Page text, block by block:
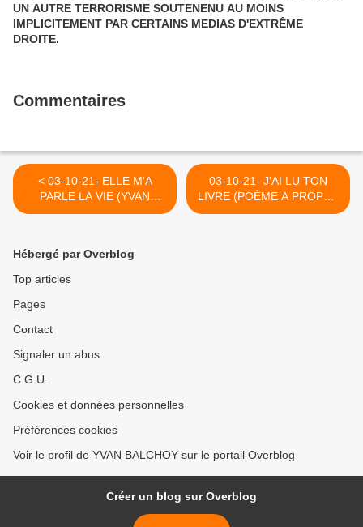
UN AUTRE TERRORISME SOUTENENU AU MOINS
IMPLICITEMENT PAR CERTAINS MEDIAS D'EXTRÊME
DROITE.
Commentaires
< 03-10-21- ELLE M'A
PARLE LA VIE (YVAN
BALCHOY)
03-10-21- J'AI LU TON
LIVRE (POÈME A PROPOS
DE GAZA)-NATHALIE
Hébergé par Overblog
Top articles
Pages
Contact
Signaler un abus
C.G.U.
Cookies et données personnelles
Préférences cookies
Voir le profil de YVAN BALCHOY sur le portail Overblog
Créer un blog sur Overblog